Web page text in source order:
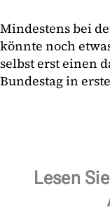
Mindestens bei
könnte noch
selbst erst einen
Bundestag in
Lesen